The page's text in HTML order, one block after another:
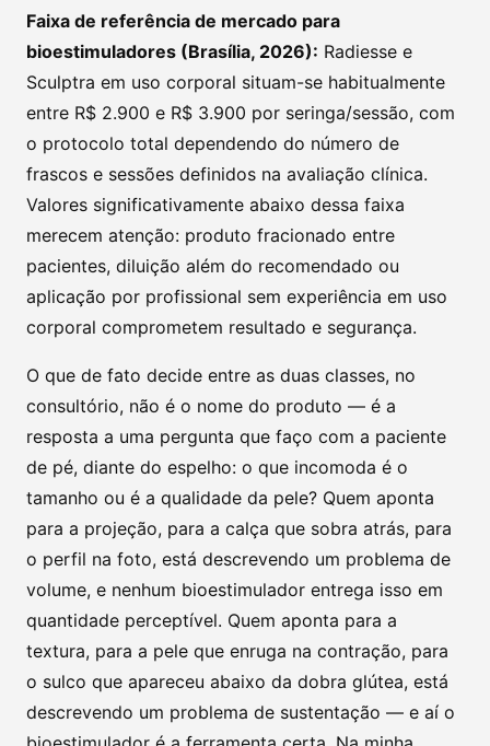
Faixa de referência de mercado para
bioestimuladores (Brasília, 2026): Radiesse e
Sculptra em uso corporal situam-se habitualmente
entre R$ 2.900 e R$ 3.900 por seringa/sessão, com
o protocolo total dependendo do número de
frascos e sessões definidos na avaliação clínica.
Valores significativamente abaixo dessa faixa
merecem atenção: produto fracionado entre
pacientes, diluição além do recomendado ou
aplicação por profissional sem experiência em uso
corporal comprometem resultado e segurança.
O que de fato decide entre as duas classes, no
consultório, não é o nome do produto — é a
resposta a uma pergunta que faço com a paciente
de pé, diante do espelho: o que incomoda é o
tamanho ou é a qualidade da pele? Quem aponta
para a projeção, para a calça que sobra atrás, para
o perfil na foto, está descrevendo um problema de
volume, e nenhum bioestimulador entrega isso em
quantidade perceptível. Quem aponta para a
textura, para a pele que enruga na contração, para
o sulco que apareceu abaixo da dobra glútea, está
descrevendo um problema de sustentação — e aí o